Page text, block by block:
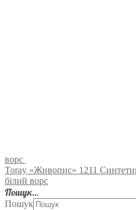
ворс
Toray «Живопис» 1211
білий ворс
Пошук…
Пошук